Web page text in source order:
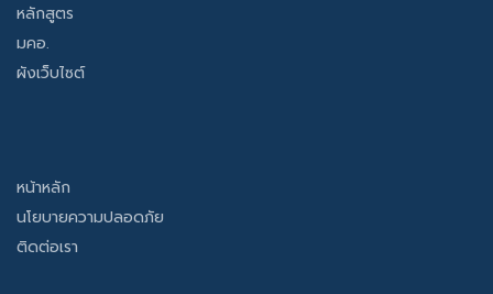
หลักสูตร
มคอ.
ผังเว็บไซต์
หน้าหลัก
นโยบายความปลอดภัย
ติดต่อเรา